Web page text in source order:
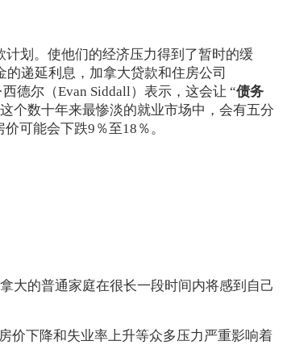
划。使他们的经济压力得到了暂时的缓
递延利息，加拿大贷款和住房公司
西德尔（Evan Siddall）表示，这会让 “债务
个数十年来最惨淡的就业市场中，会有五分
可能会下跌9％至18％。
大的普通家庭在很长一段时间内将感到自己
价下降和失业率上升等众多压力严重影响着